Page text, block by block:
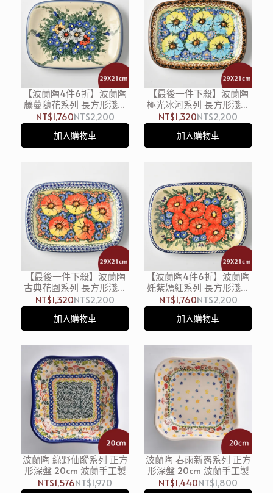
【波蘭陶4件6折】波蘭陶
藤蔓隨花系列 長方形淺盤
29x21cm 波蘭手工製
NT$1,760NT$2,200
加入購物車
【最後一件下殺】波蘭陶
極光冰河系列 長方形淺盤
29x21cm 波蘭手工製
NT$1,320NT$2,200
加入購物車
【最後一件下殺】波蘭陶
古典花園系列 長方形淺盤
29x21cm 波蘭手工製
NT$1,320NT$2,200
加入購物車
【波蘭陶4件6折】波蘭陶
奼紫嫣紅系列 長方形淺盤
29x21cm 波蘭手工製
NT$1,760NT$2,200
加入購物車
波蘭陶 綠野仙蹤系列 正方
形深盤 20cm 波蘭手工製
NT$1,576NT$1,970
波蘭陶 春雨新露系列 正方
形深盤 20cm 波蘭手工製
NT$1,440NT$1,800